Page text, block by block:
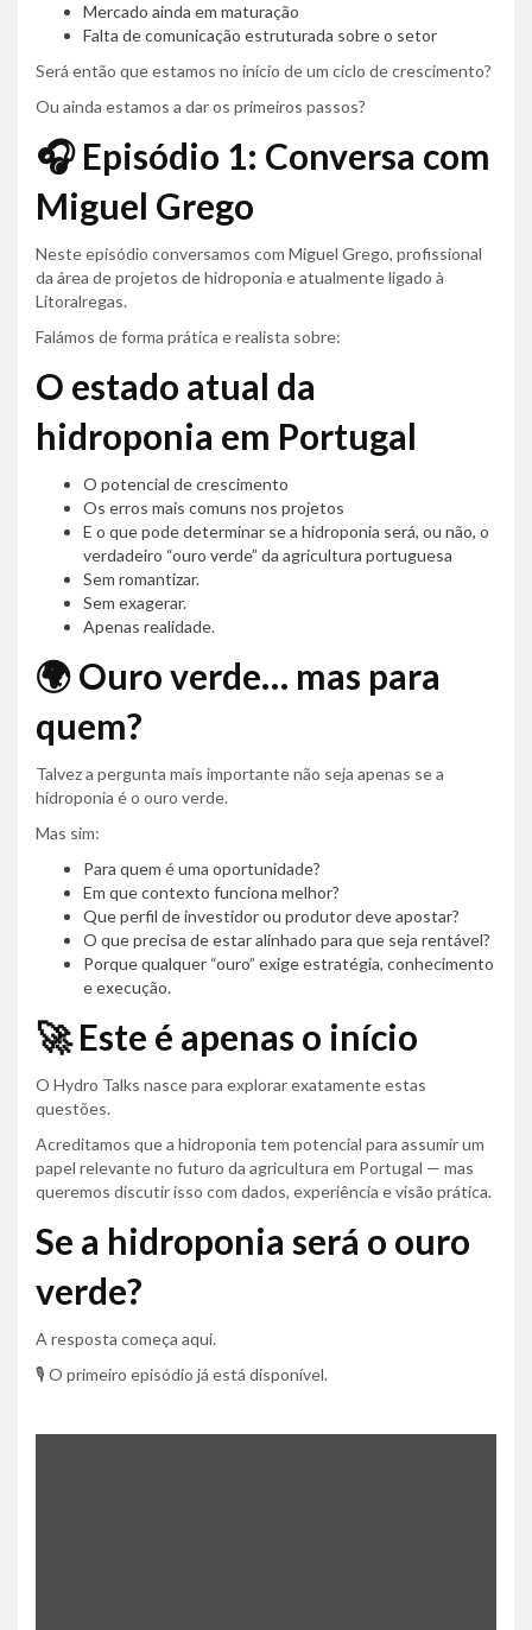
Mercado ainda em maturação
Falta de comunicação estruturada sobre o setor
Será então que estamos no início de um ciclo de crescimento?
Ou ainda estamos a dar os primeiros passos?
🎧 Episódio 1: Conversa com
Miguel Grego
Neste episódio conversamos com Miguel Grego, profissional
da área de projetos de hidroponia e atualmente ligado à
Litoralregas.
Falámos de forma prática e realista sobre:
O estado atual da
hidroponia em Portugal
O potencial de crescimento
Os erros mais comuns nos projetos
E o que pode determinar se a hidroponia será, ou não, o
verdadeiro “ouro verde” da agricultura portuguesa
Sem romantizar.
Sem exagerar.
Apenas realidade.
🌍 Ouro verde… mas para
quem?
Talvez a pergunta mais importante não seja apenas se a
hidroponia é o ouro verde.
Mas sim:
Para quem é uma oportunidade?
Em que contexto funciona melhor?
Que perfil de investidor ou produtor deve apostar?
O que precisa de estar alinhado para que seja rentável?
Porque qualquer “ouro” exige estratégia, conhecimento
e execução.
🚀 Este é apenas o início
O Hydro Talks nasce para explorar exatamente estas
questões.
Acreditamos que a hidroponia tem potencial para assumir um
papel relevante no futuro da agricultura em Portugal — mas
queremos discutir isso com dados, experiência e visão prática.
Se a hidroponia será o ouro
verde?
A resposta começa aqui.
🎙️ O primeiro episódio já está disponível.